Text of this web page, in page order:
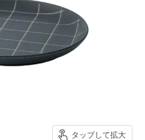
タップして拡大